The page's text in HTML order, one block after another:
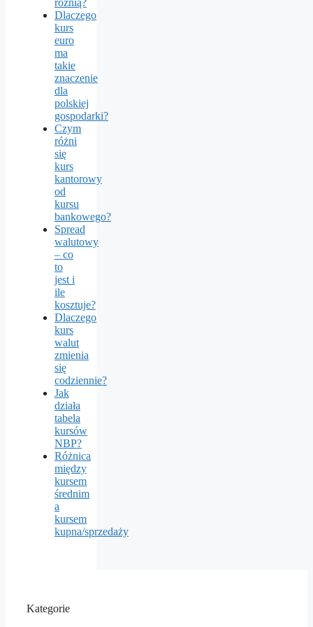
różnią?
Dlaczego
kurs
euro
ma
takie
znaczenie
dla
polskiej
gospodarki?
Czym
różni
się
kurs
kantorowy
od
kursu
bankowego?
Spread
walutowy
– co
to
jest i
ile
kosztuje?
Dlaczego
kurs
walut
zmienia
się
codziennie?
Jak
działa
tabela
kursów
NBP?
Różnica
między
kursem
średnim
a
kursem
kupna/sprzedaży
Kategorie